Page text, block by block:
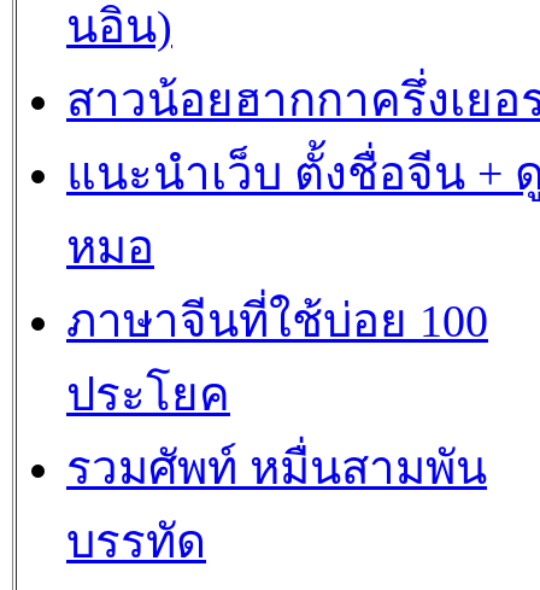
นอิน)
สาวน้อยฮากกาครึ่งเยอ
แนะนำเว็บ ตั้งชื่อจีน +
หมอ
ภาษาจีนที่ใช้บ่อย 100
ประโยค
รวมศัพท์ หมื่นสามพัน
บรรทัด